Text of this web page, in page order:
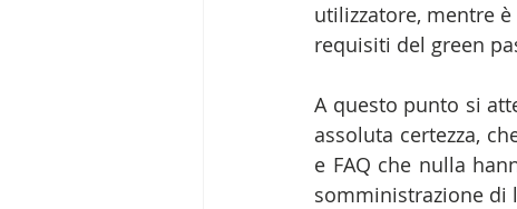
utilizzatore, mentre
requisiti del green
A questo punto si
assoluta certezza,
e FAQ che nulla
somministrazione di